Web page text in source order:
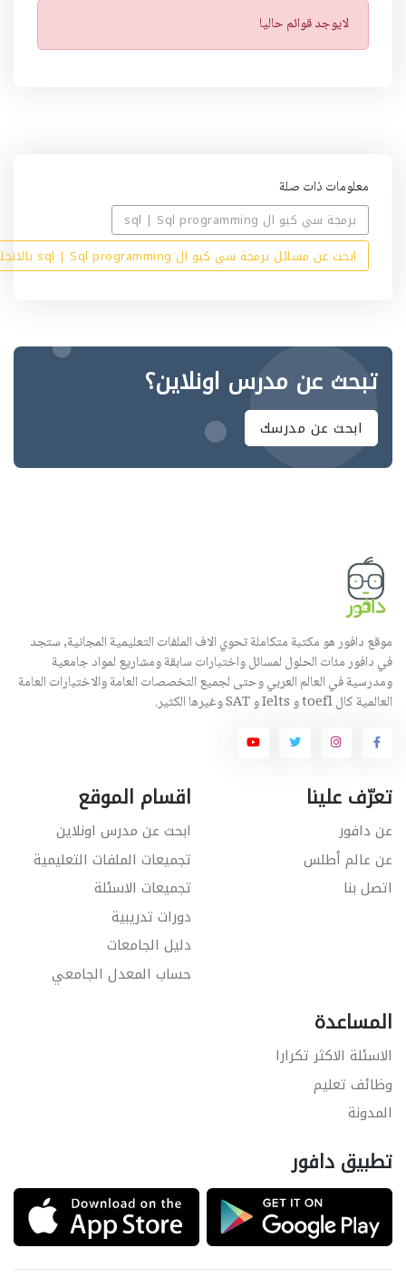
ت
ن
لايوجد قوائم حاليا
معلومات ذات صلة
برمجة سي كيو ال sql | Sql programming
ابحث عن مسائل برمجة سي كيو ال sql | Sql programming بالانجليزي
تبحث عن مدرس اونلاين؟
ابحث عن مدرسك
موقع دافور هو مكتبة متكاملة تحوي الاف الملفات التعليمية المجانية, ستجد
في دافور مئات الحلول لمسائل واختبارات سابقة ومشاريع لمواد جامعية
ومدرسية في العالم العربي وحتى لجميع التخصصات العامة والاختبارات العامة
العالمية كال toefl و Ielts و SAT وغيرها الكثير.
تعرّف علينا
عن دافور
عن عالم أطلس
اتصل بنا
اقسام الموقع
ابحث عن مدرس اونلاين
تجميعات الملفات التعليمية
تجميعات الاسئلة
دورات تدريبية
دليل الجامعات
حساب المعدل الجامعي
المساعدة
الاسئلة الاكثر تكرارا
وظائف تعليم
المدونة
تطبيق دافور